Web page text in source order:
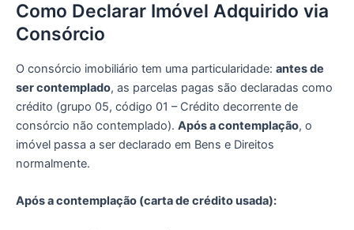
Como Declarar Imóvel Adquirido via
Consórcio
O consórcio imobiliário tem uma particularidade: antes de
ser contemplado, as parcelas pagas são declaradas como
crédito (grupo 05, código 01 – Crédito decorrente de
consórcio não contemplado). Após a contemplação, o
imóvel passa a ser declarado em Bens e Direitos
normalmente.
Após a contemplação (carta de crédito usada):